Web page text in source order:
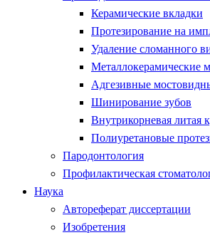
Керамические вкладки
Протезирование на
Удаление сломанного
Металлокерамические
Адгезивные
Шинирование зубов
Внутрикорневая литая
Полиуретановые
Пародонтология
Профилактическая
Наука
Автореферат диссертации
Изобретения